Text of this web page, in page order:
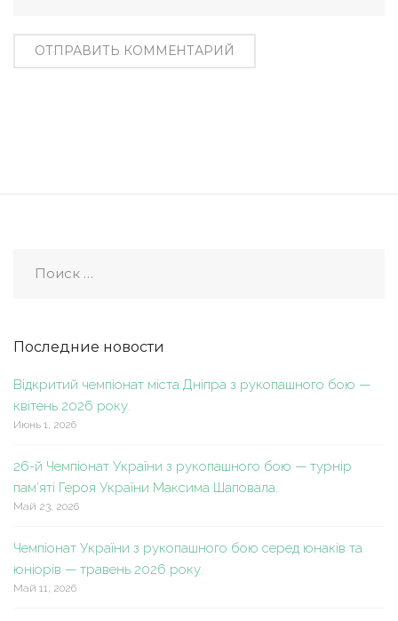
Последние новости
Відкритий чемпіонат міста Дніпра з рукопашного бою —
квітень 2026 року.
Июнь 1, 2026
26-й Чемпіонат України з рукопашного бою — турнір
пам’яті Героя України Максима Шаповала.
Май 23, 2026
Чемпіонат України з рукопашного бою серед юнаків та
юніорів — травень 2026 року.
Май 11, 2026